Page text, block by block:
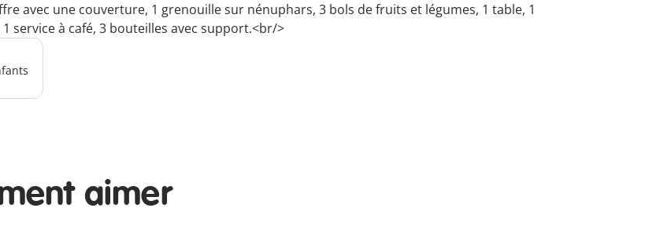
avec une couverture, 1 grenouille sur nénuphars, 3 bols de fruits et légumes, 1 table, 1
service à café, 3 bouteilles avec support.<br/>
aimer